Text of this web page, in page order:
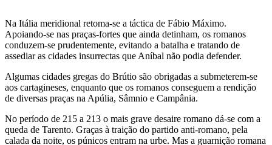
Na Itália meridional retoma-se a táctica de Fábio Máximo.
Apoiando-se nas praças-fortes que ainda detinham, os romanos
conduzem-se prudentemente, evitando a batalha e tratando de
assediar as cidades insurrectas que Aníbal não podia defender.
Algumas cidades gregas do Brútio são obrigadas a submeterem-se
aos cartagineses, enquanto que os romanos conseguem a rendição
de diversas praças na Apúlia, Sâmnio e Campânia.
No período de 215 a 213 o mais grave desaire romano dá-se com a
queda de Tarento. Graças à traição do partido anti-romano, pela
calada da noite, os púnicos entram na urbe. Mas a guarnição romana